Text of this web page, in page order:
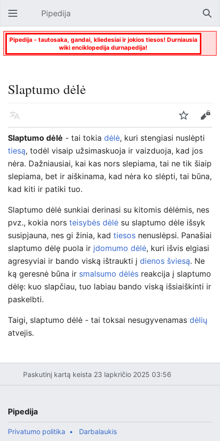
Atverti pagrindinį meniu Pipedija
Pipedija - tautosaka, gandai, kliedesiai ir jokios tiesos! Durniausia
wiki enciklopedija durnapedija!
Slaptumo dėlė
Kalba Stebėti
Keisti
Slaptumo dėlė - tai tokia dėlė, kuri stengiasi nuslėpti
tiesą, todėl visaip užsimaskuoja ir vaizduoja, kad jos
nėra. Dažniausiai, kai kas nors slepiama, tai ne tik šiaip
slepiama, bet ir aiškinama, kad nėra ko slėpti, tai būna,
kad kiti ir patiki tuo.
Slaptumo dėlė sunkiai derinasi su kitomis dėlėmis, nes
pvz., kokia nors teisybės dėlė su slaptumo dėle išsyk
susipjauna, nes gi žinia, kad tiesos nenuslėpsi. Panašiai
slaptumo dėlę puola ir įdomumo dėlė, kuri išvis elgiasi
agresyviai ir bando viską ištraukti į dienos šviesą. Ne
ką geresnė būna ir smalsumo dėlės reakcija į slaptumo
dėlę: kuo slapčiau, tuo labiau bando viską išsiaiškinti ir
paskelbti.
Taigi, slaptumo dėlė - tai toksai nesugyvenamas dėlių
atvejis.
Paskutinį kartą keista 23 lapkričio 2025 03:56
Pipedija
Privatumo politika Darbalaukis